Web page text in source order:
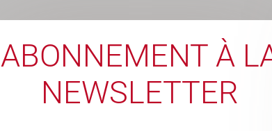
ABONNEMENT À
NEWSLETTER